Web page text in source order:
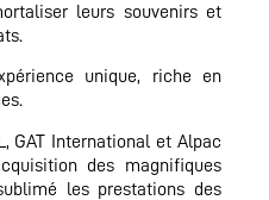
leurs souvenirs et
unique, riche en
GAT International et Alpac
des magnifiques
les prestations des